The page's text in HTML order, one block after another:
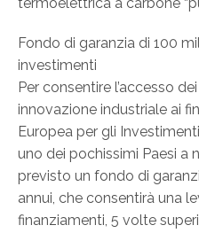
Fondo di garanzia di 100
investimenti
Per consentire l’accesso
innovazione industriale ai
Europea per gli
uno dei pochissimi Paesi a
previsto un fondo di
annui, che consentirà una
finanziamenti, 5 volte